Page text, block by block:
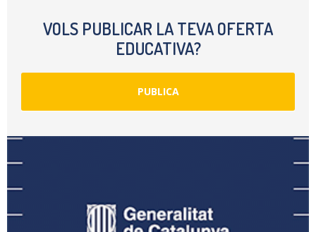
VOLS PUBLICAR LA TEVA OFERTA
EDUCATIVA?
PUBLICA